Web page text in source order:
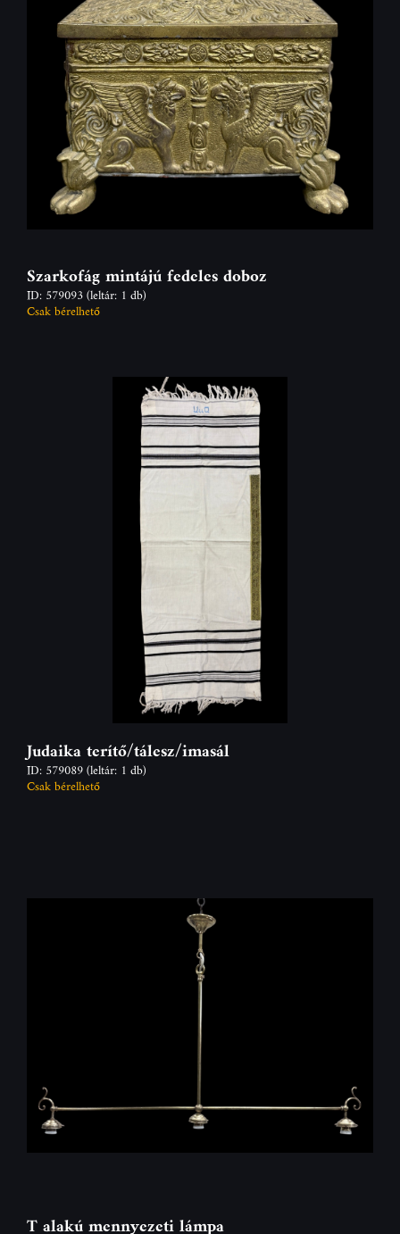
Szarkofág mintájú fedeles doboz
ID: 579093(leltár: 1 db)
Csak bérelhető
Judaika terítő/tálesz/imasál
ID: 579089(leltár: 1 db)
Csak bérelhető
T alakú mennyezeti lámpa